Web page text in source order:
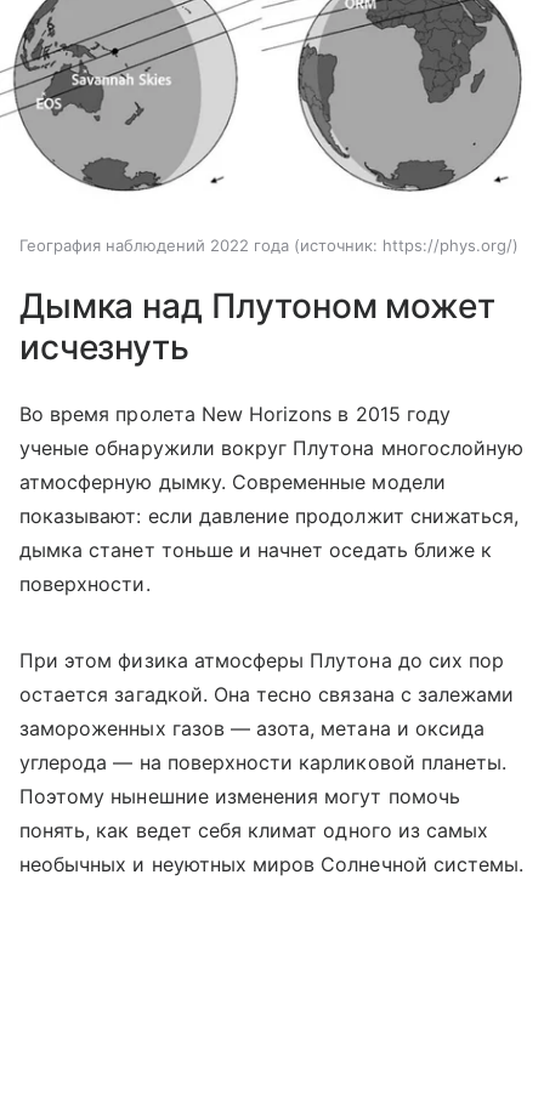
География наблюдений 2022 года источник: https://phys.org/
Дымка над Плутоном может
исчезнуть
Во время пролета New Horizons в 2015 году
ученые обнаружили вокруг Плутона многослойную
атмосферную дымку. Современные модели
показывают: если давление продолжит снижаться,
дымка станет тоньше и начнет оседать ближе к
поверхности.
При этом физика атмосферы Плутона до сих пор
остается загадкой. Она тесно связана с залежами
замороженных газов — азота, метана и оксида
углерода — на поверхности карликовой планеты.
Поэтому нынешние изменения могут помочь
понять, как ведет себя климат одного из самых
необычных и неуютных миров Солнечной системы.